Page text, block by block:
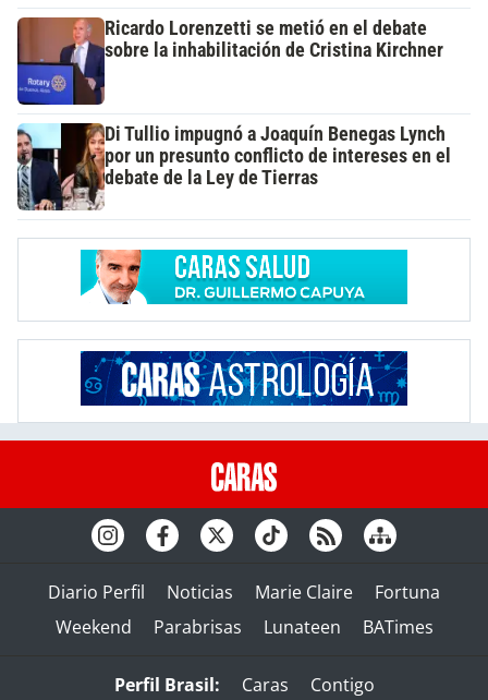
Ricardo Lorenzetti se metió en el debate
sobre la inhabilitación de Cristina Kirchner
Di Tullio impugnó a Joaquín Benegas Lynch
por un presunto conflicto de intereses en el
debate de la Ley de Tierras
Diario Perfil Noticias Marie Claire
Fortuna
Weekend
Parabrisas Lunateen BATimes
Perfil Brasil: Caras
Contigo